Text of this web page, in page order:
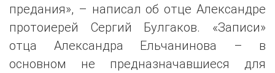
предания», – написал об отце Александре
протоиерей Сергий Булгаков. «Записи»
отца Александра Ельчанинова – в
основном не предназначавшиеся для